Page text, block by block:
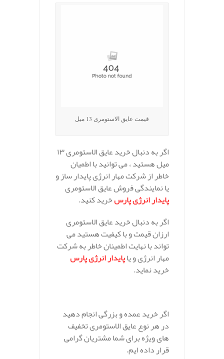
قیمت عایق الاستومری 13 میل
اگر به دنبال خرید عایق الاستومری ۱۳
میل هستید ، می توانید با اطمیان
خاطر از شرکت مهار انرژی پایدار ساز و
یا نمایندگی فروش عایق الاستومری
پایدار انرژی پارسخرید کنید.
اگر به دنبال خرید عایق الاستومری
ارزان قیمت و با کیفیت هستید می
تواند با نهایت اطمینان خاطر به شرکت
مهار انرژی و یاپایدار انرژی پارس
خرید نماید.
اگر خرید عمده و بزرگی انجام دهید
در هر نوع عایق الاستومری تخفیف
های ویژه برای شما مشتریان گرامی
قرار داده ایم.